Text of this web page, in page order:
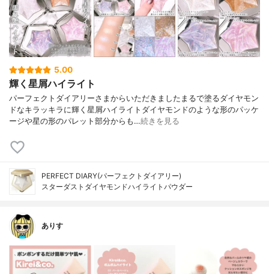
5.00
輝く星屑ハイライト
パーフェクトダイアリーさまからいただきましたまるで塗るダイヤモン
ドなキラッキラに輝く星屑ハイライトダイヤモンドのような形のパッケ
ージや星の形のパレット部分からも…続きを見る
PERFECT DIARY(パーフェクトダイアリー)
スターダストダイヤモンドハイライトパウダー
ありす